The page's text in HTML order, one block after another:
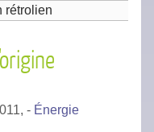
rétrolien
- Énergie